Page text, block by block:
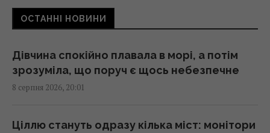
Песимізм повернувся в Україну: аналітик
застеріг від помилкового погляду на війну
Складено рейтинг найкращих вживаних
відеокарт для купівлі у 2026 році
ОСТАННІ НОВИНИ
Дівчина спокійно плавала в морі, а потім
зрозуміла, що поруч є щось небезпечне
8 серпня 2026, 20:01
Ціллю стануть одразу кілька міст: монітори